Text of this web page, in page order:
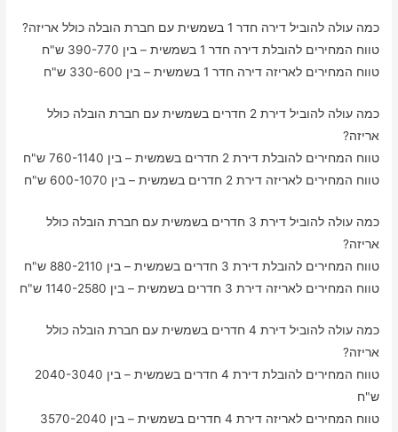
כמה עולה להוביל דירה חדר 1 בשמשית עם חברת הובלה כולל אריזה?
טווח המחירים להובלת דירה חדר 1 בשמשית – בין 390-770 ש"ח
טווח המחירים לאריזה דירה חדר 1 בשמשית – בין 330-600 ש"ח
כמה עולה להוביל דירת 2 חדרים בשמשית עם חברת הובלה כולל
אריזה?
טווח המחירים להובלת דירת 2 חדרים בשמשית – בין 760-1140 ש"ח
טווח המחירים לאריזה דירת 2 חדרים בשמשית – בין 600-1070 ש"ח
כמה עולה להוביל דירת 3 חדרים בשמשית עם חברת הובלה כולל
אריזה?
טווח המחירים להובלת דירת 3 חדרים בשמשית – בין 880-2110 ש"ח
טווח המחירים לאריזה דירת 3 חדרים בשמשית – בין 1140-2580 ש"ח
כמה עולה להוביל דירת 4 חדרים בשמשית עם חברת הובלה כולל
אריזה?
טווח המחירים להובלת דירת 4 חדרים בשמשית – בין 2040-3040
ש"ח
טווח המחירים לאריזה דירת 4 חדרים בשמשית – בין 3570-2040